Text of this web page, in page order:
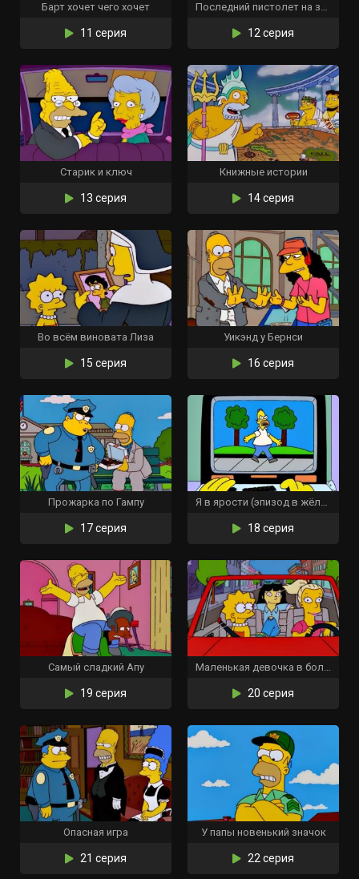
Барт хочет чего хочет
11 серия
Последний пистолет на западе
12 серия
Старик и ключ
13 серия
Книжные истории
14 серия
Во всём виновата Лиза
15 серия
Уикэнд у Бернси
16 серия
Прожарка по Гампу
17 серия
Я в ярости (эпизод в жёлтом)
18 серия
Самый сладкий Апу
19 серия
Маленькая девочка в большой десятке
20 серия
Опасная игра
21 серия
У папы новенький значок
22 серия